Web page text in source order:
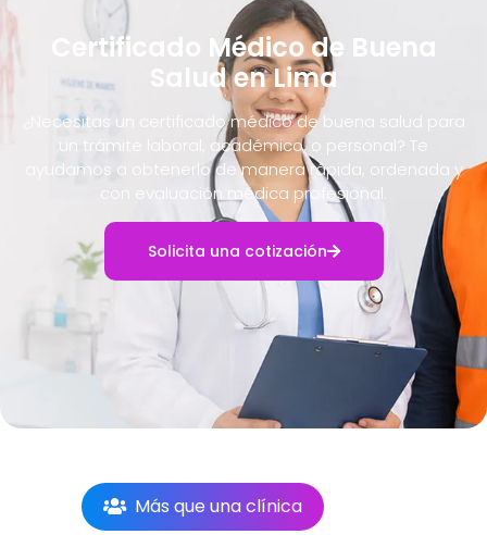
Certificado Médico de Buena
Salud en Lima
¿Necesitas un certificado médico de buena salud para
un trámite laboral, académico, o personal? Te
ayudamos a obtenerlo de manera rápida, ordenada y
con evaluación médica profesional.
Solicita una cotización
Más que una clínica